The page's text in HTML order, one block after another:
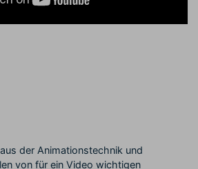
der Animationstechnik und
von für ein Video wichtigen